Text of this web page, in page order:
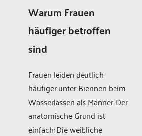
Warum Frauen
häufiger betroffen
sind
Frauen leiden deutlich
häufiger unter Brennen beim
Wasserlassen als Männer. Der
anatomische Grund ist
einfach: Die weibliche